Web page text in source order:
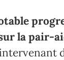
la pair-